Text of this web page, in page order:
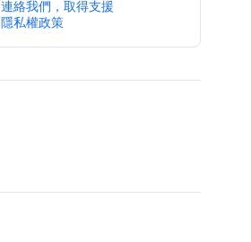
連絡我們，取得支援
隱私權政策